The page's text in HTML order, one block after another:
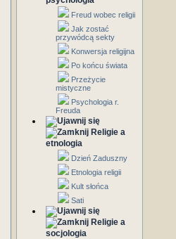
Freud wobec religii
Jak zostać
przywódcą sekty
Konwersja religijna
Po końcu świata
Przeżycie
mistyczne
Psychologia r.
Freuda
Religie a
etnologia
Dzień Zaduszny
Etnologia religii
Kult słońca
Sati
Religie a
socjologia